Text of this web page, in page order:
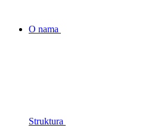
O nama
Struktura